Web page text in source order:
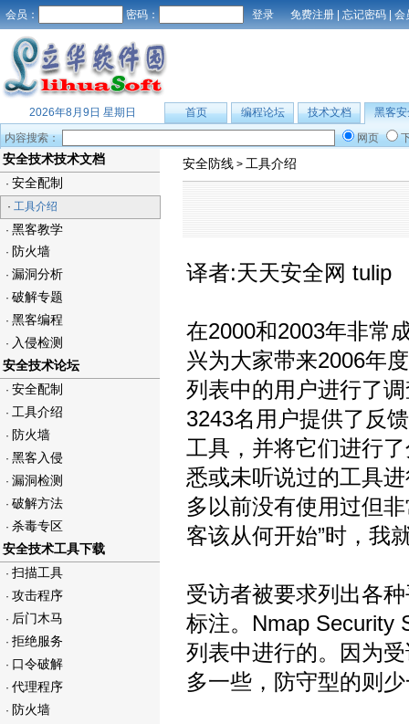
会员： 密码： 免费注册 | 忘记密码 | 会
2026年8月9日 星期日 首页 编程论坛 技术文档
黑客安
内容搜索：
网页
安全技术技术文档
· 安全配制
· 工具介绍
· 黑客教学
· 防火墙
· 漏洞分析
· 破解专题
· 黑客编程
· 入侵检测
安全技术论坛
· 安全配制
· 工具介绍
· 防火墙
· 黑客入侵
· 漏洞检测
· 破解方法
· 杀毒专区
安全技术工具下载
· 扫描工具
· 攻击程序
· 后门木马
· 拒绝服务
· 口令破解
· 代理程序
· 防火墙
安全防线 > 工具介绍
译者:天天安全网 tulip
在2000和2003年非常
兴为大家带来2006年
列表中的用户进行了
3243名用户提供了反
工具，并将它们进行
悉或未听说过的工具
多以前没有使用过但
客该从何开始”时，我
受访者被要求列出各
标注。Nmap Security
列表中进行的。因为
多一些，防守型的则